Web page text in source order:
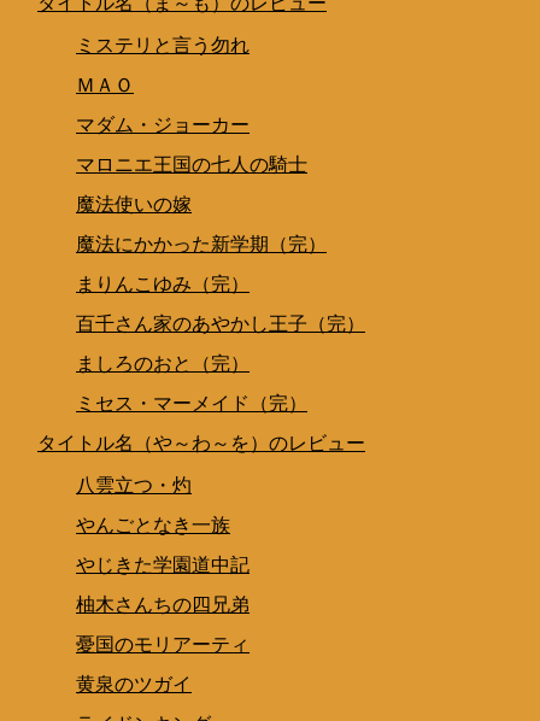
ミステリと言う勿れ
ＭＡＯ
マダム・ジョーカー
マロニエ王国の七人の騎士
魔法使いの嫁
魔法にかかった新学期（完）
まりんこゆみ（完）
百千さん家のあやかし王子（完）
ましろのおと（完）
ミセス・マーメイド（完）
タイトル名（や～わ～を）のレビュー
八雲立つ・灼
やんごとなき一族
やじきた学園道中記
柚木さんちの四兄弟
憂国のモリアーティ
黄泉のツガイ